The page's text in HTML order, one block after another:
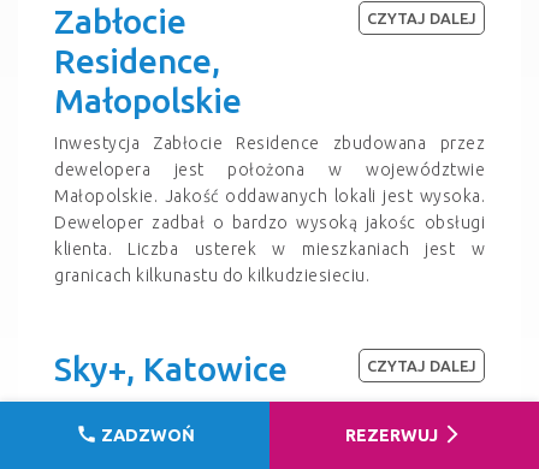
Zabłocie
Residence,
Małopolskie
Inwestycja Zabłocie Residence zbudowana przez
dewelopera jest położona w województwie
Małopolskie. Jakość oddawanych lokali jest wysoka.
Deweloper zadbał o bardzo wysoką jakośc obsługi
klienta. Liczba usterek w mieszkaniach jest w
granicach kilkunastu do kilkudziesieciu.
CZYTAJ DALEJ
Sky+, Katowice
położona w mieście Katowice. Biuro pracuje
CZYTAJ DALEJ
call ZADZWOŃ REZERWUJ arrow_forward_ios